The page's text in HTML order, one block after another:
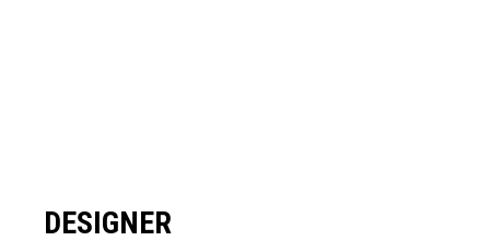
DESIGNER